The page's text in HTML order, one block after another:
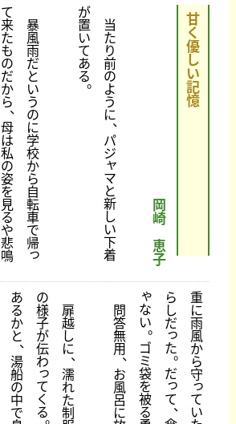
甘
く
優
し
い
記
憶
岡
崎
恵
子
当
た
り
前
の
よ
う
に、
パ
ジ
ャ
マ
と
新
し
い
下
着
が
置
い
て
あ
る。
暴
風
雨
だ
と
い
う
の
に
学
校
か
ら
自
転
車
で
帰
っ
て
来
た
も
の
だ
か
ら、
母
は
私
の
姿
を
見
る
や
悲
鳴
重
に
雨
風
か
ら
守
っ
て
い
ら
し
だ
っ
た。
だ
っ
て、
ゃ
な
い。
ゴ
ミ
袋
を
被
る
問
答
無
用
、
お
風
呂
に
扉
越
し
に、
濡
れ
た
制
の
様
子
が
伝
わ
っ
て
く
る。
あ
る
か
と、
湯
船
の
中
で